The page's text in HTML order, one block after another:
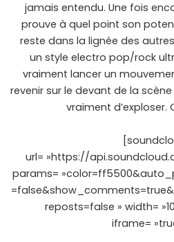
jamais entendu. Une fois
prouve à quel point son
reste dans la lignée des
un style electro pop/rock
vraiment lancer un
revenir sur le devant de la
vraiment d’exploser.
url= »https://
params=
reposts=false » width=
iframe=